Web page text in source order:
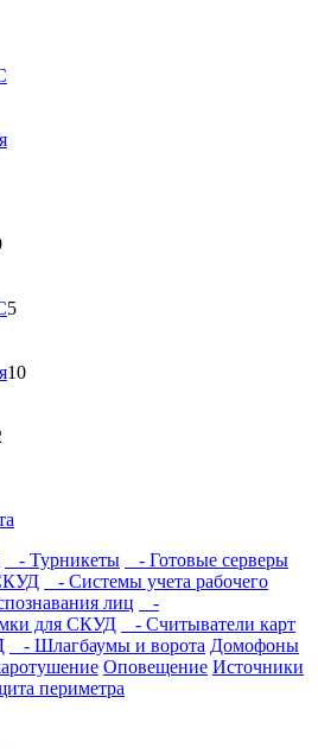
5
10
- Турникеты
- Готовые серверы
- Системы учета рабочего
лиц
-
для СКУД
- Считыватели карт
- Шлагбаумы и ворота Домофоны
Оповещение Источники
периметра